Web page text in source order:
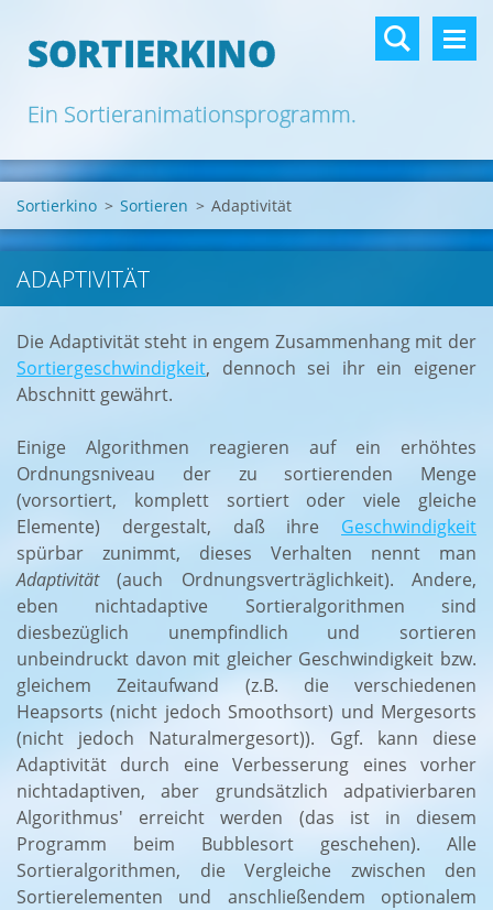
SORTIERKINO
Ein Sortieranimationsprogramm.
Sortierkino > Sortieren > Adaptivität
ADAPTIVITÄT
Die Adaptivität steht in engem Zusammenhang mit der
Sortiergeschwindigkeit, dennoch sei ihr ein eigener
Abschnitt gewährt.
Einige Algorithmen reagieren auf ein erhöhtes
Ordnungsniveau der zu sortierenden Menge
(vorsortiert, komplett sortiert oder viele gleiche
Elemente) dergestalt, daß ihre Geschwindigkeit
spürbar zunimmt, dieses Verhalten nennt man
Adaptivität(auch Ordnungsverträglichkeit). Andere,
eben nichtadaptive Sortieralgorithmen sind
diesbezüglich unempfindlich und sortieren
unbeindruckt davon mit gleicher Geschwindigkeit bzw.
gleichem Zeitaufwand (z.B. die verschiedenen
Heapsorts (nicht jedoch Smoothsort) und Mergesorts
(nicht jedoch Naturalmergesort)). Ggf. kann diese
Adaptivität durch eine Verbesserung eines vorher
nichtadaptiven, aber grundsätzlich adpativierbaren
Algorithmus' erreicht werden (das ist in diesem
Programm beim Bubblesort geschehen). Alle
Sortieralgorithmen, die Vergleiche zwischen den
Sortierelementen und anschließendem optionalem